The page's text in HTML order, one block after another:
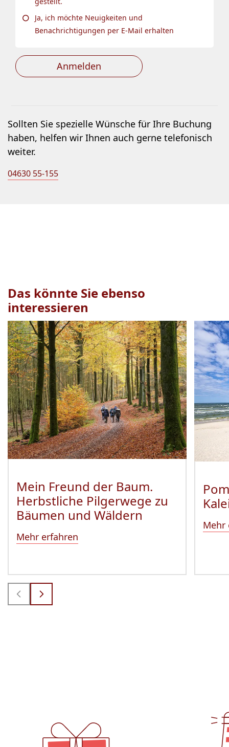
Ja, ich möchte Neuigkeiten und
Benachrichtigungen per E-Mail erhalten
Anmelden
Sollten Sie spezielle Wünsche für Ihre Buchung
haben, helfen wir Ihnen auch gerne telefonisch
weiter.
04630 55-155
Das könnte Sie ebenso
interessieren
Veranstaltung1bis2von19sichtbar.
Mein Freund der Baum.
Herbstliche Pilgerwege zu
Bäumen und Wäldern
Mehr erfahren
Mehr